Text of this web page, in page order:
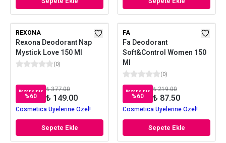
REXONA
Rexona Deodorant Nap
Mystick Love 150 Ml
(0)
Kazancınız
%60
₺ 377.00
₺ 149.00
Cosmetica Üyelerine Özel!
Sepete Ekle
FA
Fa Deodorant
Soft&Control Women 150
Ml
(0)
Kazancınız
%60
₺ 219.00
₺ 87.50
Cosmetica Üyelerine Özel!
Sepete Ekle